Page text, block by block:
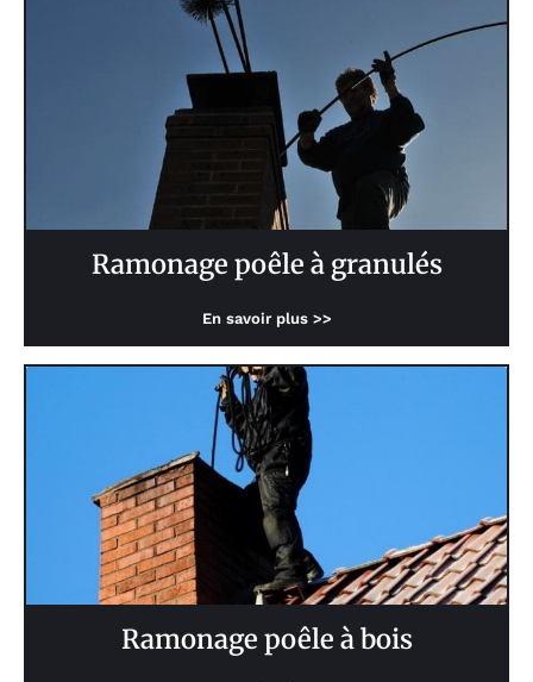
Ramonage poêle à granulés
En savoir plus >>
Ramonage poêle à bois